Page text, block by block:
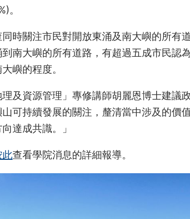
。
同時關注市民對開放東涌及南大嶼的所有
到南大嶼的所有道路，有超過五成市民認
嶼的程度。
理及資源管理」專修講師胡麗恩博士建
山可持續發展的關注，釐清當中涉及的價
達成共識。」
此查看學院消息的詳細報導。